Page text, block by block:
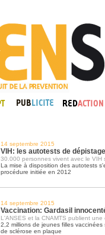
14 septembre 2015
VIH: les autotests de
30.000 personnes vivent avec le VIH
La mise à disposition des autotests
procédure initiée en 2012
14 septembre 2015
Vaccination: Gardasil
L'ANSES et la CNAMTS publient une
2,2 millions de jeunes filles
de sclérose en plaque